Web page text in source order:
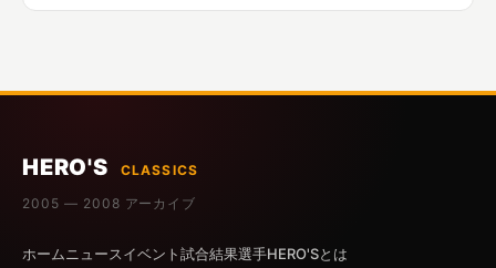
HERO'S
CLASSICS
2005 — 2008 アーカイブ
ホームニュースイベント試合結果選手HERO'Sとは